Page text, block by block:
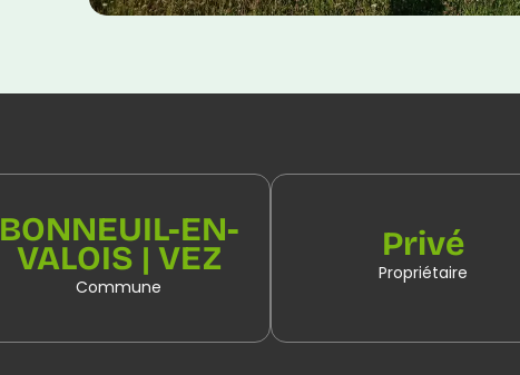
BONNEUIL-EN-
VALOIS | VEZ
Commune
Privé
Propriétaire